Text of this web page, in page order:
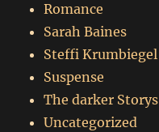
Romance
Sarah Baines
Steffi Krumbiegel
Suspense
The darker Storys
Uncategorized